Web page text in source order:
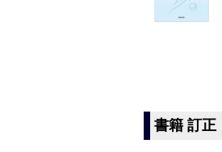
書籍 訂正